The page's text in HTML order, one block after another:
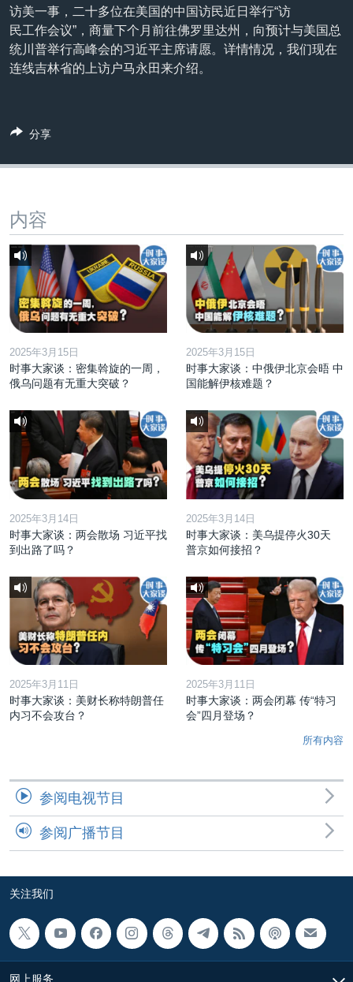
全球议题
环境
美国建国250周年
埃博拉疫情
美国之音专访
台海两岸关系
关注新疆
关注我们
其他语言网站
访美一事，二十多位在美国的中国访民近日举行“访
民工作会议”，商量下个月前往佛罗里达州，向预计与美国总
统川普举行高峰会的习近平主席请愿。详情情况，我们现在
连线吉林省的上访户马永田来介绍。
分享
内容
2025年3月15日
时事大家谈：密集斡旋的一周，
俄乌问题有无重大突破？
2025年3月15日
时事大家谈：中俄伊北京会晤 中
国能解伊核难题？
2025年3月14日
时事大家谈：两会散场 习近平找
到出路了吗？
2025年3月14日
时事大家谈：美乌提停火30天
普京如何接招？
2025年3月11日
时事大家谈：美财长称特朗普任
内习不会攻台？
2025年3月11日
时事大家谈：两会闭幕 传“特习
会”四月登场？
所有内容
参阅电视节目
参阅广播节目
关注我们
网上服务